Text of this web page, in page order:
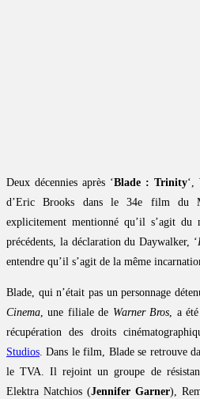
Deux décennies après ‘Blade : Trinity‘,
d’Eric Brooks dans le 34e film du
explicitement mentionné qu’il s’agit
précédents, la déclaration du Daywalker, ‘
entendre qu’il s’agit de la même
Blade, qui n’était pas un personnage
Cinema, une filiale de Warner Bros, a
récupération des droits
Studios. Dans le film, Blade se retrouve
le TVA. Il rejoint un groupe de
Elektra Natchios (Jennifer Garner),